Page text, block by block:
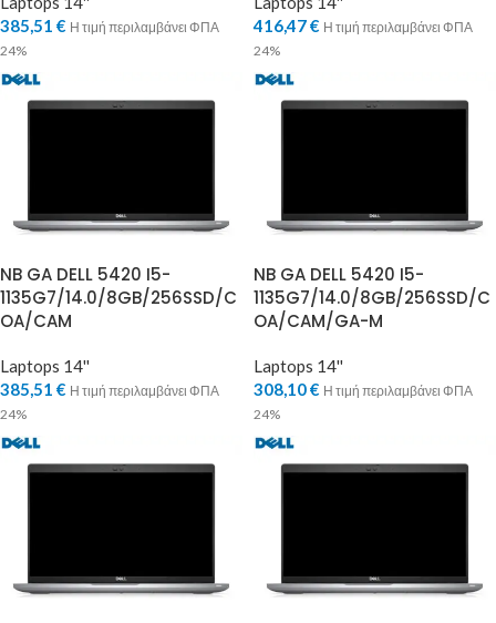
385,51 € Η τιμή περιλαμβάνει ΦΠΑ
24%
416,47€ Η τιμή περιλαμβάνει ΦΠΑ
24%
NB GA DELL 5420 I5-
1135G7/14.0/8GB/256SSD/C
OA/CAM
Laptops 14''
385,51 € Η τιμή περιλαμβάνει ΦΠΑ
24%
NB GA DELL 5420 I5-
1135G7/14.0/8GB/256SSD/C
OA/CAM/GA-M
Laptops 14''
308,10€ Η τιμή περιλαμβάνει ΦΠΑ
24%